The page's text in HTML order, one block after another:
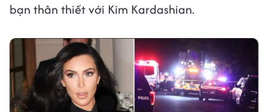
bạn thân thiết với Kim Kardashian.